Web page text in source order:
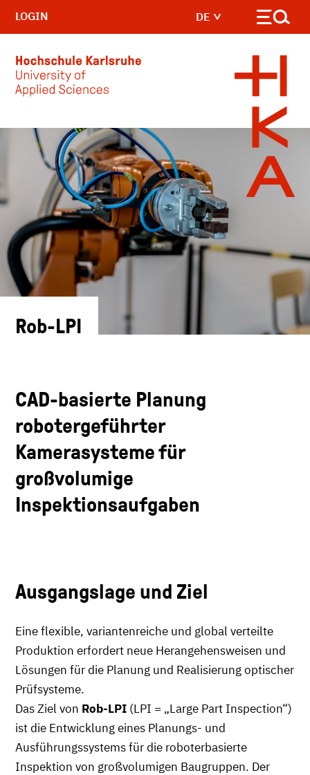
Skip to main content
DE
LOGIN
Rob-LPI
CAD-basierte Planung
robotergeführter
Kamerasysteme für
großvolumige
Inspektionsaufgaben
Ausgangslage und Ziel
Eine flexible, variantenreiche und global verteilte
Produktion erfordert neue Herangehensweisen und
Lösungen für die Planung und Realisierung optischer
Prüfsysteme.
Das Ziel von Rob-LPI (LPI = „Large Part Inspection“)
ist die Entwicklung eines Planungs- und
Ausführungssystems für die roboterbasierte
Inspektion von großvolumigen Baugruppen. Der